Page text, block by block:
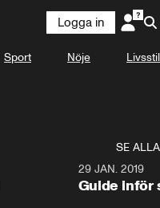
Logga in
Sport Nöje Livsstil
SE ALLA
29 JAN. 2019
Guide inför